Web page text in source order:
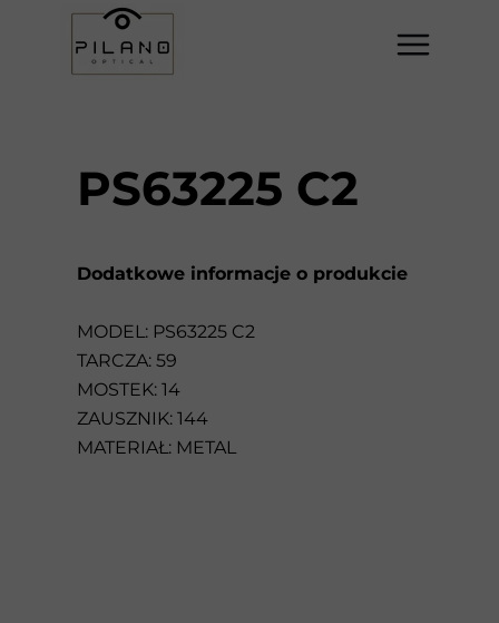
Dodatkowe informacje o produkcie
MODEL: PS63225 C2
TARCZA: 59
MOSTEK: 14
ZAUSZNIK: 144
MATERIAŁ: METAL
PS63225 C2